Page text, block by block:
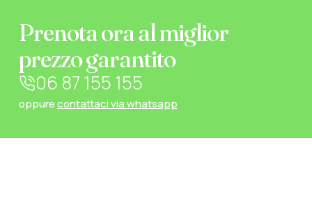
Prenota ora al miglior
prezzo garantito
06 87 155 155
oppurecontattaci via whatsapp